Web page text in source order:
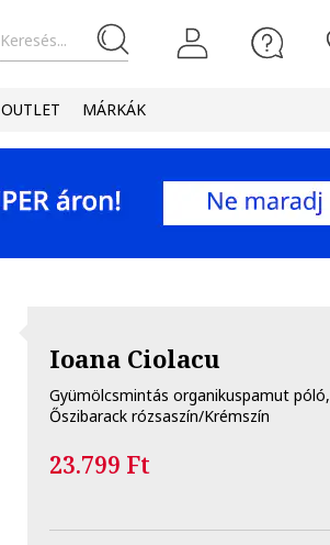
Keresés...
OUTLET MÁRKÁK
Ioana Ciolacu
Gyümölcsmintás organikuspamut póló,
Őszibarack rózsaszín/Krémszín
23.799 Ft